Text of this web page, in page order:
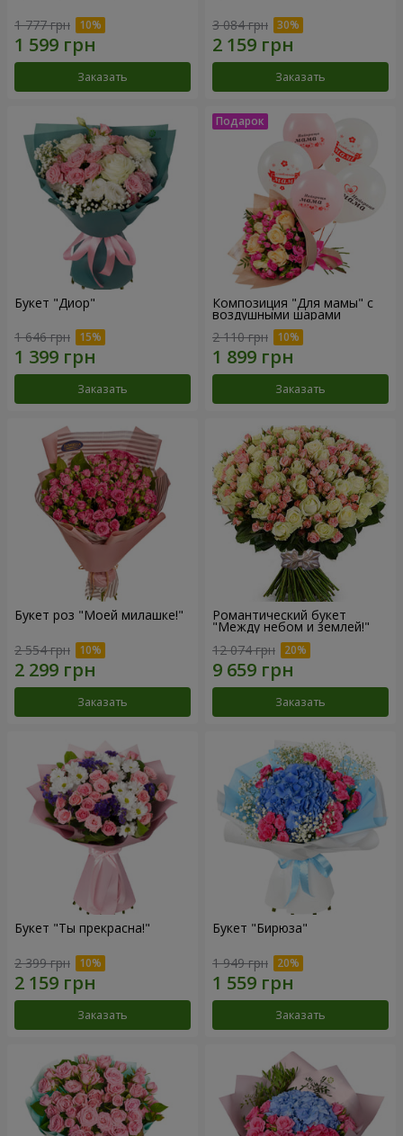
1 777 грн
Заказать
3 084 грн
Заказать
Букет "Диор"
1 646 грн
Заказать
Композиция "Для мамы" с
воздушными шарами
2 110 грн
Заказать
Букет роз "Моей милашке!"
2 554 грн
Заказать
Романтический букет
"Между небом и землей!"
12 074 грн
Заказать
Букет "Ты прекрасна!"
2 399 грн
Заказать
Букет "Бирюза"
1 949 грн
Заказать